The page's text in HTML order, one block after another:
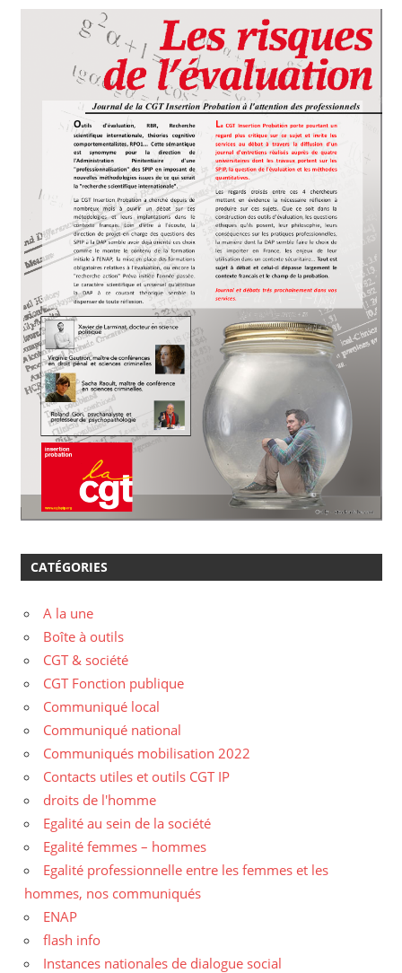
CATÉGORIES
A la une
Boîte à outils
CGT & société
CGT Fonction publique
Communiqué local
Communiqué national
Communiqués mobilisation 2022
Contacts utiles et outils CGT IP
droits de l'homme
Egalité au sein de la société
Egalité femmes – hommes
Egalité professionnelle entre les femmes et les
hommes, nos communiqués
ENAP
flash info
Instances nationales de dialogue social